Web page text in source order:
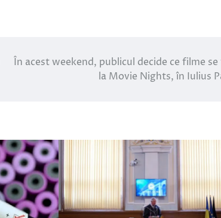
În acest weekend, publicul decide ce filme se
la Movie Nights, în Iulius